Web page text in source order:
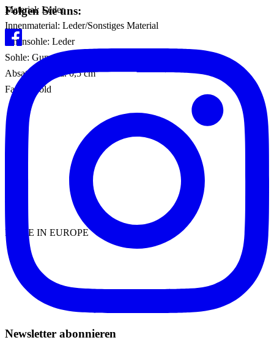
Material: Leder
Innenmaterial: Leder/Sonstiges Material
Innensohle: Leder
Sohle: Gummisohle
Absatzhöhe: ca. 0,5 cm
Farbe: Gold
MADE IN EUROPE
Folgen Sie uns:
Newsletter abonnieren